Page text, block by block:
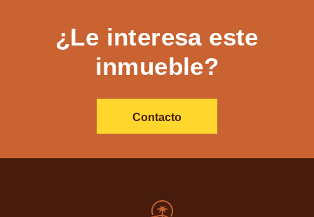
¿Le interesa este
inmueble?
Contacto